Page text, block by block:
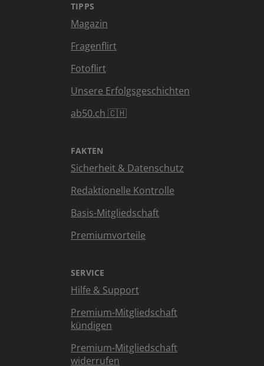
TIPPS
Magazin
Fragenflirt
Fotoflirt
Unsere Erfolgsgeschichten
ab50.ch 🇨🇭
FAKTEN
Sicherheit & Datenschutz
Redaktionelle Kontrolle
Basis-Mitgliedschaft
Premiumvorteile
SERVICE
Hilfe & Support
Premium-Mitgliedschaft
kündigen
Premium-Mitgliedschaft
widerrufen